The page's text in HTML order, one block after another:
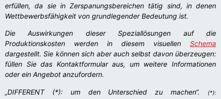
erfüllen, da sie in Zerspanungsbereichen tätig sind, in denen
Wettbewerbsfähigkeit von grundlegender Bedeutung ist.
Die Auswirkungen dieser Speziallösungen auf die
Produktionskosten werden in diesem visuellen Schema
dargestellt. Sie können sich aber auch selbst davon überzeugen:
füllen Sie das Kontaktformular aus, um weitere Informationen
oder ein Angebot anzufordern.
„DIFFERENT (*): um den Unterschied zu machen“.
(*):